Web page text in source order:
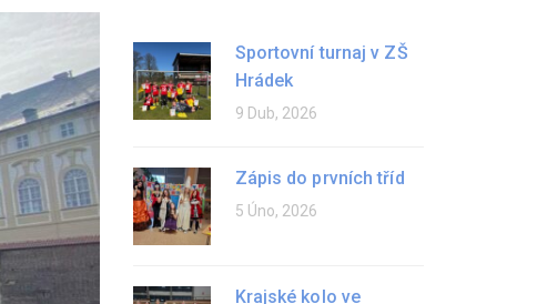
Sportovní turnaj v ZŠ
Hrádek
9 Dub, 2026
Zápis do prvních tříd
5 Úno, 2026
Krajské kolo ve